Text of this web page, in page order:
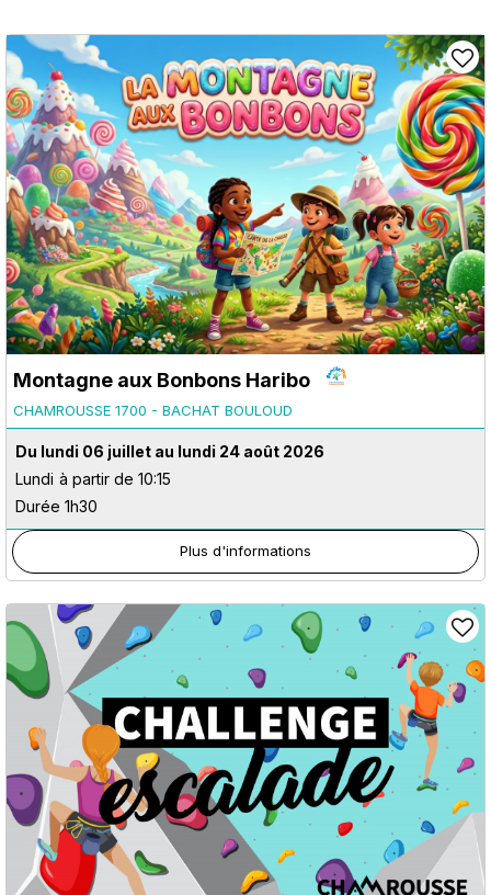
Montagne aux Bonbons Haribo
CHAMROUSSE 1700 - BACHAT BOULOUD
Du lundi 06 juillet au lundi 24 août 2026
Lundi à partir de 10:15
Durée 1h30
Plus d'informations